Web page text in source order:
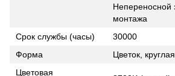
Непереносной
монтажа
Срок службы (часы)
30000
Форма
Цветок,
Цветовая